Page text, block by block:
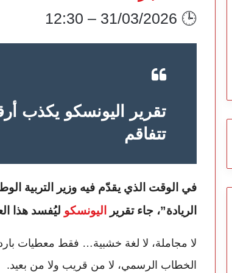
🕒 31/03/2026 – 12:30
تقرير اليونسكو يكذب
تتفاقم
في الوقت الذي يقدّم فيه وزير التربية
الريادة”، جاء تقرير
اليونسكو ليُفسد هذا
لا مجاملة، لا لغة خشبية… فقط معطيات
الخطاب الرسمي، لا من قريب ولا من بعيد.